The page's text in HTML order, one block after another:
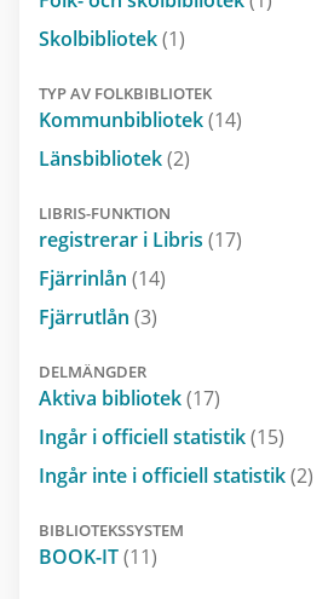
Skolbibliotek(1)
TYP AV FOLKBIBLIOTEK
Kommunbibliotek(14)
Länsbibliotek(2)
LIBRIS-FUNKTION
registrerar i Libris (17)
Fjärrinlån (14)
Fjärrutlån (3)
DELMÄNGDER
Aktiva bibliotek(17)
Ingår i officiell statistik(15)
Ingår inte i officiell statistik(2)
BIBLIOTEKSSYSTEM
BOOK-IT(11)